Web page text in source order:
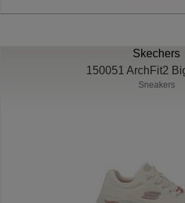
Skechers
150051 ArchFit2
Sneakers